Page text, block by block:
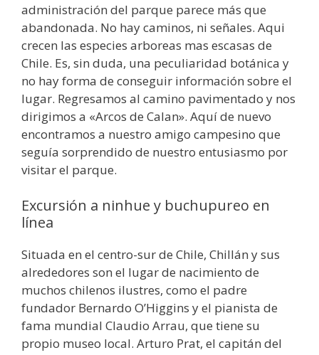
administración del parque parece más que
abandonada. No hay caminos, ni señales. Aqui
crecen las especies arboreas mas escasas de
Chile. Es, sin duda, una peculiaridad botánica y
no hay forma de conseguir información sobre el
lugar. Regresamos al camino pavimentado y nos
dirigimos a «Arcos de Calan». Aquí de nuevo
encontramos a nuestro amigo campesino que
seguía sorprendido de nuestro entusiasmo por
visitar el parque.
Excursión a ninhue y buchupureo en
línea
Situada en el centro-sur de Chile, Chillán y sus
alrededores son el lugar de nacimiento de
muchos chilenos ilustres, como el padre
fundador Bernardo O’Higgins y el pianista de
fama mundial Claudio Arrau, que tiene su
propio museo local. Arturo Prat, el capitán del